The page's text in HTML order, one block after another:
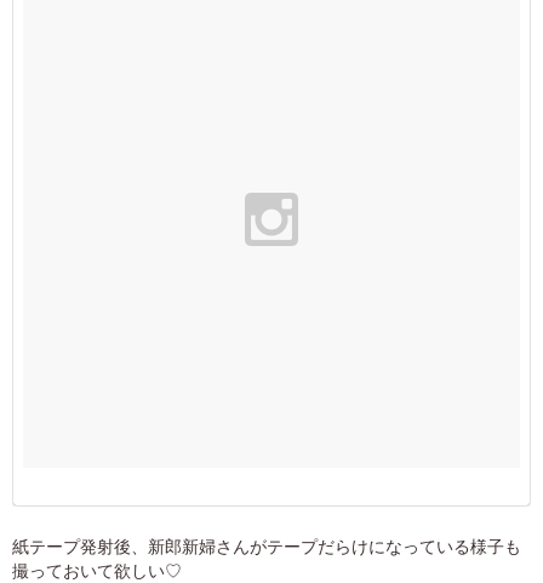
紙テープ発射後、新郎新婦さんがテープだらけになっている様子も
撮っておいて欲しい♡